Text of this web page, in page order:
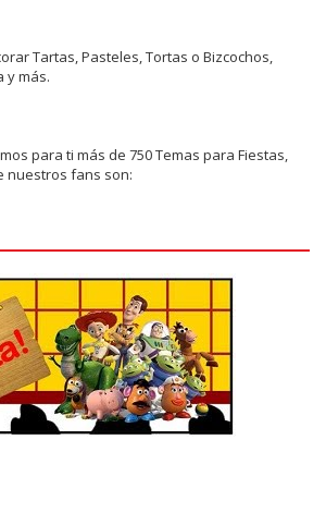
Tartas, Pasteles, Tortas o Bizcochos,
y más.
para ti más de 750 Temas para Fiestas,
nuestros fans son: